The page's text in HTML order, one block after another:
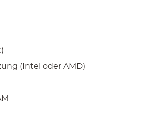
(Intel oder AMD)